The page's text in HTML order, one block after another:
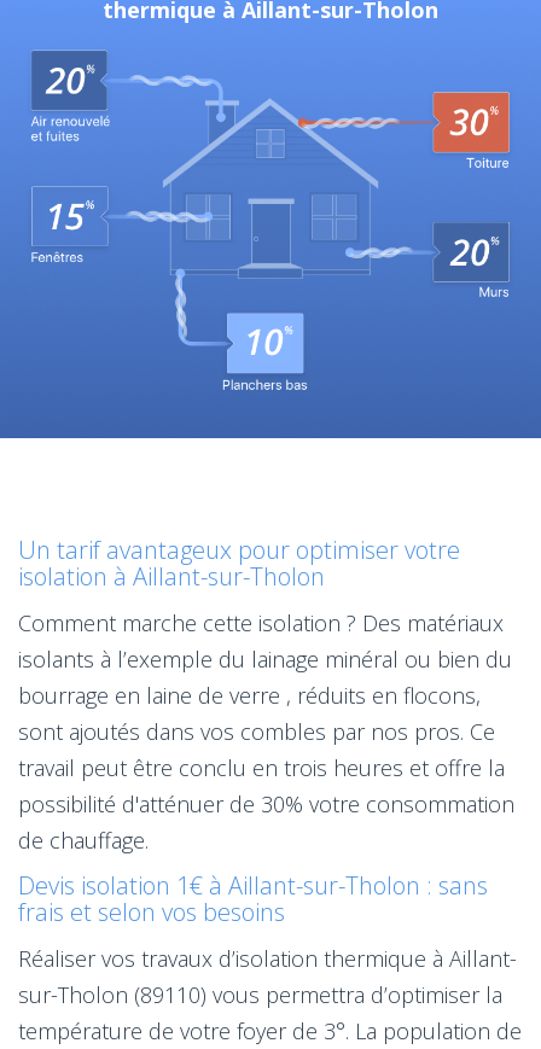
thermique à Aillant-sur-Tholon
Un tarif avantageux pour optimiser votre
isolation à Aillant-sur-Tholon
Comment marche cette isolation ? Des matériaux
isolants à l’exemple du lainage minéral ou bien du
bourrage en laine de verre , réduits en flocons,
sont ajoutés dans vos combles par nos pros. Ce
travail peut être conclu en trois heures et offre la
possibilité d'atténuer de 30% votre consommation
de chauffage.
Devis isolation 1€ à Aillant-sur-Tholon : sans
frais et selon vos besoins
Réaliser vos travaux d’isolation thermique à Aillant-
sur-Tholon (89110) vous permettra d’optimiser la
température de votre foyer de 3°. La population de